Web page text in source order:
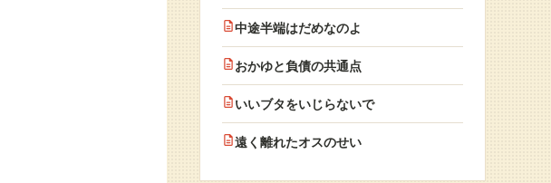
中途半端はだめなのよ
おかゆと負債の共通点
いいブタをいじらないで
遠く離れたオスのせい